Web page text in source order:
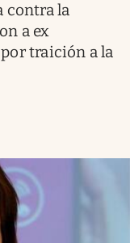
contra la
a ex
traición a la